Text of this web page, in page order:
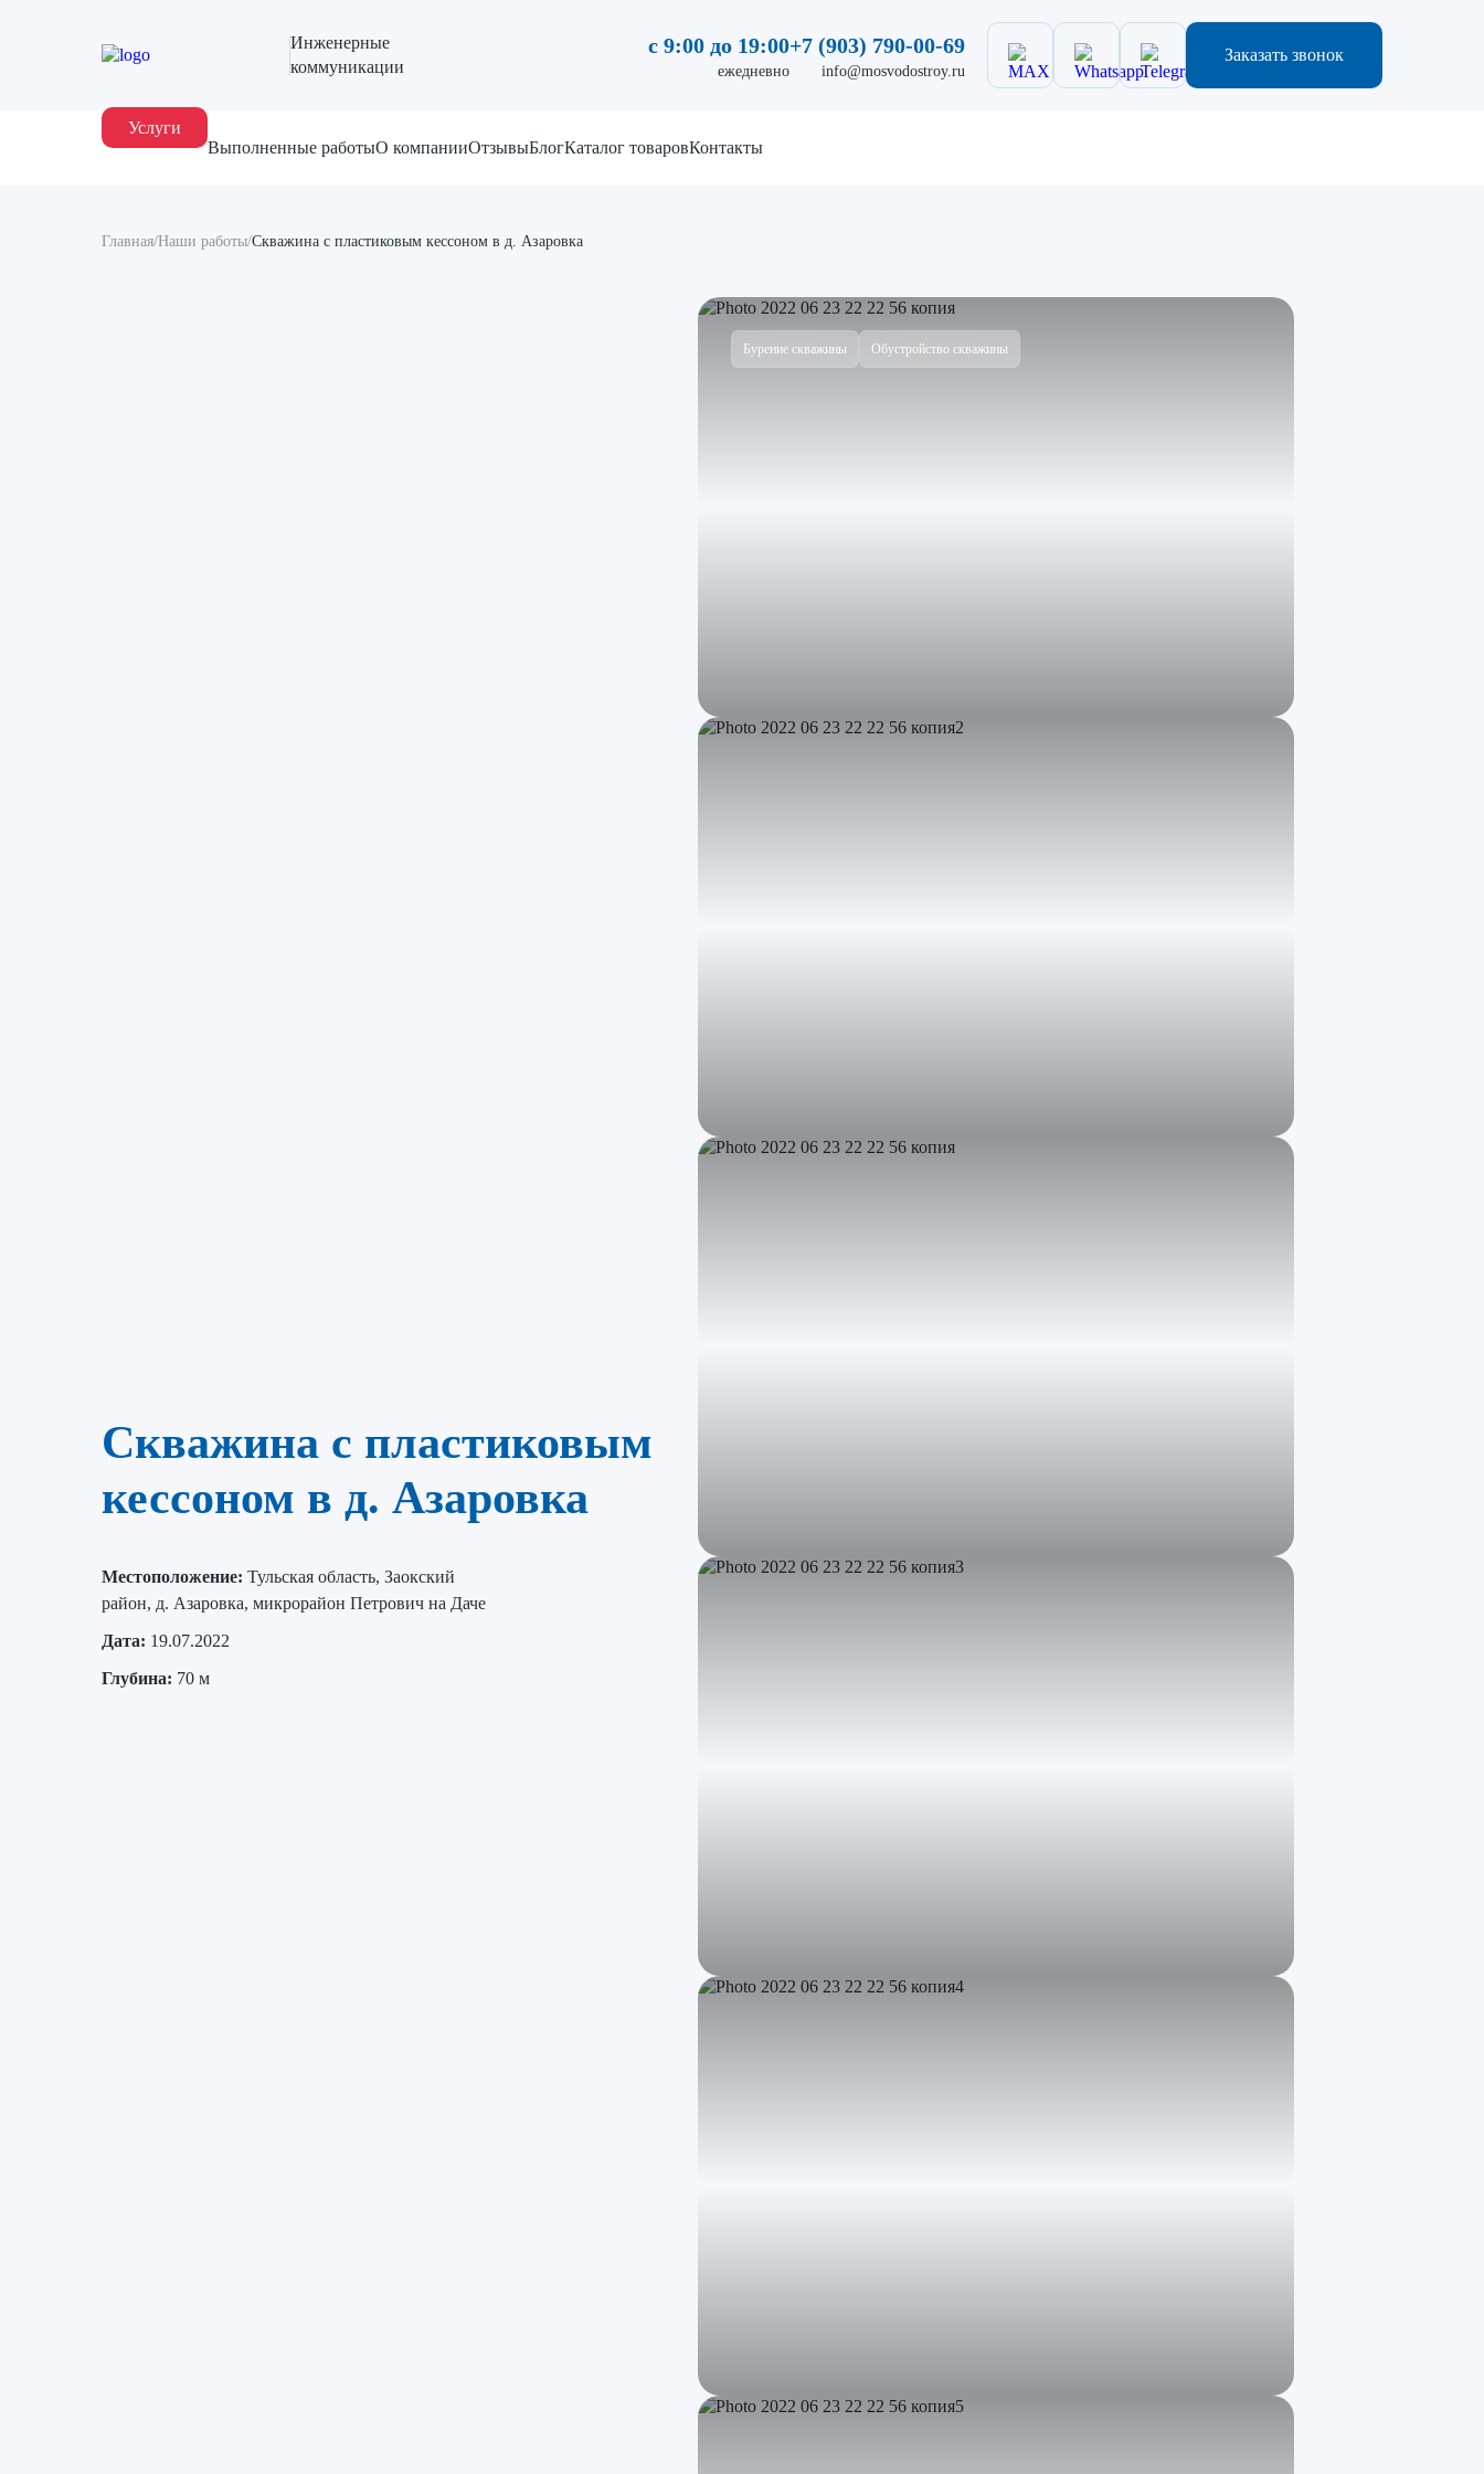
Инженерные
коммуникации
с 9:00 до 19:00
ежедневно
+7 (903) 790-00-69
info@mosvodostroy.ru
Заказать звонок
Услуги
Выполненные работыО компанииОтзывыБлогКаталог товаровКонтакты
Главная/Наши работы/Скважина с пластиковым кессоном в д. Азаровка
Скважина с пластиковым
кессоном в д. Азаровка
Местоположение: Тульская область, Заокский
район, д. Азаровка, микрорайон Петрович на Даче
Дата: 19.07.2022
Глубина: 70 м
Бурение скважины Обустройство скважины